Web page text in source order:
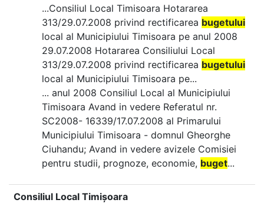
...Consiliul Local Timisoara Hotararea
313/29.07.2008 privind rectificarea bugetului
local al Municipiului Timisoara pe anul 2008
29.07.2008 Hotararea Consiliului Local
313/29.07.2008 privind rectificarea bugetului
local al Municipiului Timisoara pe...
... anul 2008 Consiliul Local al Municipiului
Timisoara Avand in vedere Referatul nr.
SC2008- 16339/17.07.2008 al Primarului
Municipiului Timisoara - domnul Gheorghe
Ciuhandu; Avand in vedere avizele Comisiei
pentru studii, prognoze, economie, buget...
Consiliul Local Timișoara